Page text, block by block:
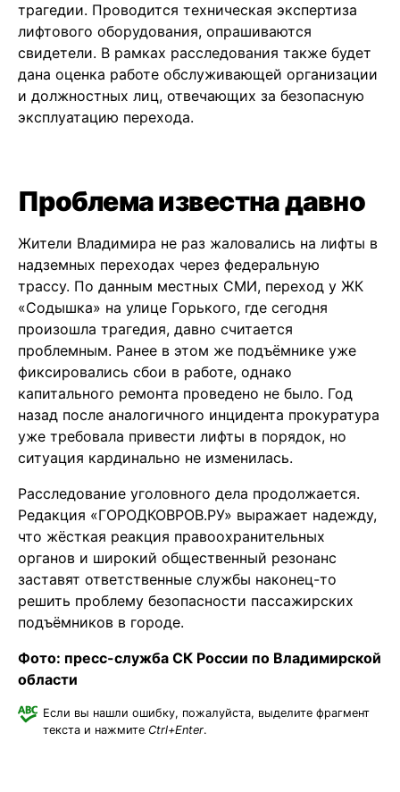
трагедии. Проводится техническая экспертиза
лифтового оборудования, опрашиваются
свидетели. В рамках расследования также будет
дана оценка работе обслуживающей организации
и должностных лиц, отвечающих за безопасную
эксплуатацию перехода.
Проблема известна давно
Жители Владимира не раз жаловались на лифты в
надземных переходах через федеральную
трассу. По данным местных СМИ, переход у ЖК
«Содышка» на улице Горького, где сегодня
произошла трагедия, давно считается
проблемным. Ранее в этом же подъёмнике уже
фиксировались сбои в работе, однако
капитального ремонта проведено не было. Год
назад после аналогичного инцидента прокуратура
уже требовала привести лифты в порядок, но
ситуация кардинально не изменилась.
Расследование уголовного дела продолжается.
Редакция «ГОРОДКОВРОВ.РУ» выражает надежду,
что жёсткая реакция правоохранительных
органов и широкий общественный резонанс
заставят ответственные службы наконец-то
решить проблему безопасности пассажирских
подъёмников в городе.
Фото: пресс-служба СК России по Владимирской
области
Если вы нашли ошибку, пожалуйста, выделите фрагмент
текста и нажмите Ctrl+Enter.